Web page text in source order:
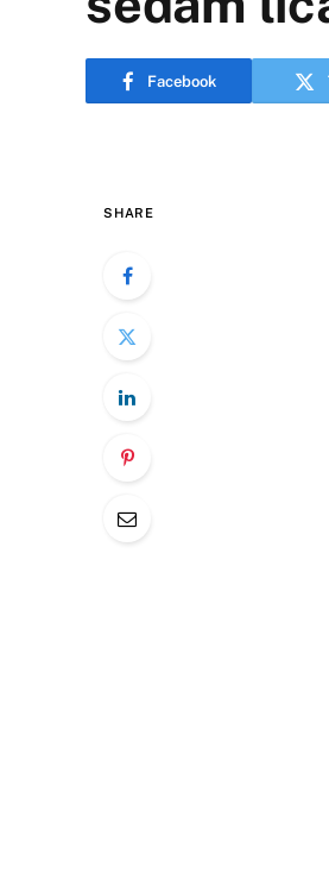
Facebook
SHARE